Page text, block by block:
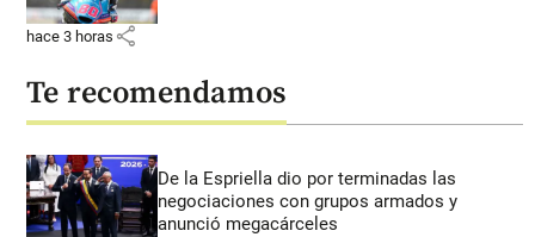
hace 3 horas share
Te recomendamos
De la Espriella dio por terminadas las
negociaciones con grupos armados y
anunció megacárceles